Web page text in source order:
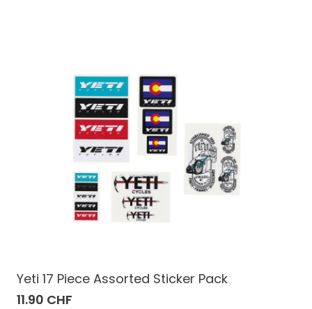
Yeti 17 Piece Assorted Sticker Pack
11.90 CHF